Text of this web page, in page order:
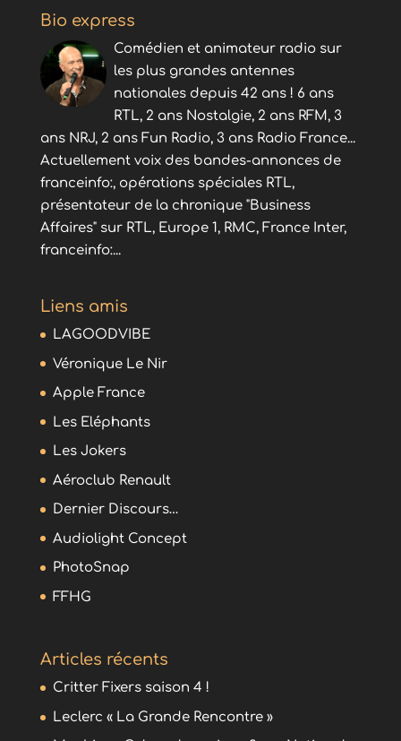
Bio express
Comédien et animateur radio sur
les plus grandes antennes
nationales depuis 42 ans ! 6 ans
RTL, 2 ans Nostalgie, 2 ans RFM, 3
ans NRJ, 2 ans Fun Radio, 3 ans Radio France...
Actuellement voix des bandes-annonces de
franceinfo:, opérations spéciales RTL,
présentateur de la chronique "Business
Affaires" sur RTL, Europe 1, RMC, France Inter,
franceinfo:...
Liens amis
LAGOODVIBE
Véronique Le Nir
Apple France
Les Eléphants
Les Jokers
Aéroclub Renault
Dernier Discours…
Audiolight Concept
PhotoSnap
FFHG
Articles récents
Critter Fixers saison 4 !
Leclerc « La Grande Rencontre »